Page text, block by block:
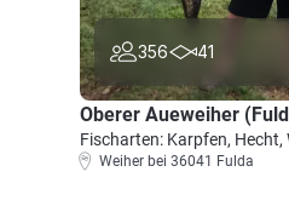
356 41
Oberer Aueweiher
Fischarten: Karpfen, Hecht,
Weiher bei 36041 Fulda